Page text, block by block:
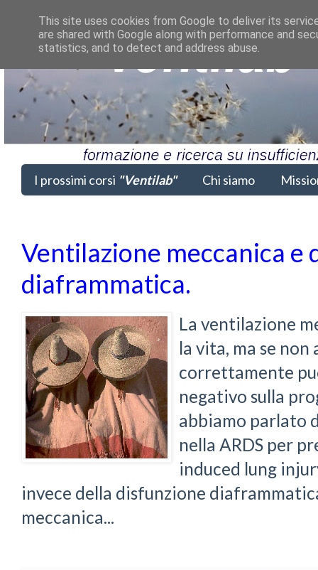
I prossimi corsi "Ventilab" Chi siamo
Ventilazione meccanica e
diaframmatica.
La ventilazione
la vita, ma se
correttamente
negativo sulla
abbiamo parlato
nella ARDS per
induced lung
invece della disfunzione
meccanica...
This site uses cookies from Google to deliver its
are shared with Google along with performance and
statistics, and to detect and address abuse.